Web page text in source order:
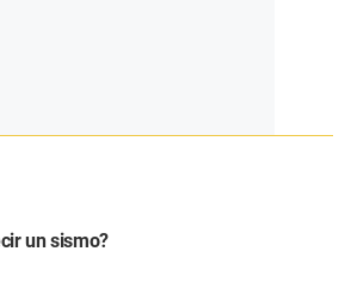
un sismo?